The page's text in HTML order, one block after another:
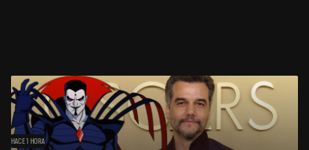
HACE 1 HORA